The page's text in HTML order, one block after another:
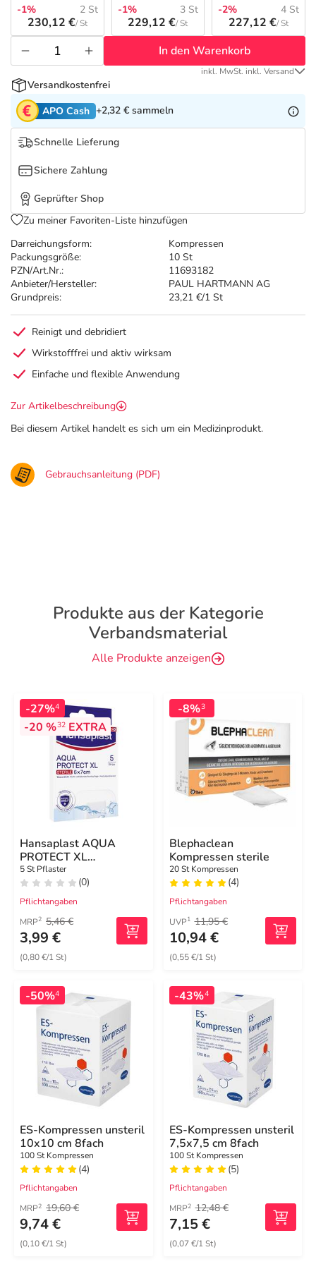
Tierapotheke
Vitamine & Mineralstoffe
Marken
Salus Deals
Darreichungsform:
Kompressen
Packungsgröße:
10 St
PZN/Art.Nr.:
11693182
Anbieter/Hersteller:
PAUL HARTMANN AG
Grundpreis:
23,21 €/1 St
-1%
2 St
230,12 €/ St
-1% 3 St
229,12 €/ St
-2% 4 St
227,12 €/ St
In den Warenkorb
inkl. MwSt. inkl. Versand
Versandkostenfrei
APO Cash +2,32 € sammeln
Schnelle Lieferung
Sichere Zahlung
Geprüfter Shop
Zu meiner Favoriten-Liste hinzufügen
Reinigt und debridiert
Wirkstofffrei und aktiv wirksam
Einfache und flexible Anwendung
Zur Artikelbeschreibung
Bei diesem Artikel handelt es sich um ein Medizinprodukt.
Gebrauchsanleitung (PDF)
Produkte aus der Kategorie
Verbandsmaterial
Alle Produkte anzeigen
-27%4
-20 %32EXTRA
Hansaplast AQUA
PROTECT XL
Wundverband steril 6x7
cm
5 St Pflaster
(0)
Pflichtangaben
MRP2 5,46 €
3,99 €
(0,80 €/1 St)
-8%3
Blephaclean
Kompressen sterile
20 St Kompressen
(4)
Pflichtangaben
UVP1 11,95 €
10,94 €
(0,55 €/1 St)
-50%4
ES-Kompressen unsteril
10x10 cm 8fach
100 St Kompressen
(4)
Pflichtangaben
MRP2 19,60 €
9,74 €
(0,10 €/1 St)
-43%4
ES-Kompressen unsteril
7,5x7,5 cm 8fach
100 St Kompressen
(5)
Pflichtangaben
MRP2 12,48 €
7,15 €
(0,07 €/1 St)